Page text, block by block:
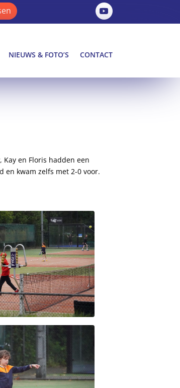
NIEUWS & FOTO’S CONTACT
en Floris hadden een
en kwam zelfs met 2-0 voor.